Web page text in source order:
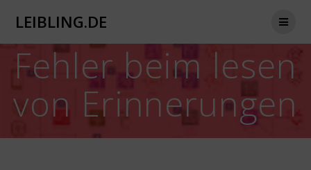
LEIBLING.DE
Fehler beim lesen
von Erinnerungen